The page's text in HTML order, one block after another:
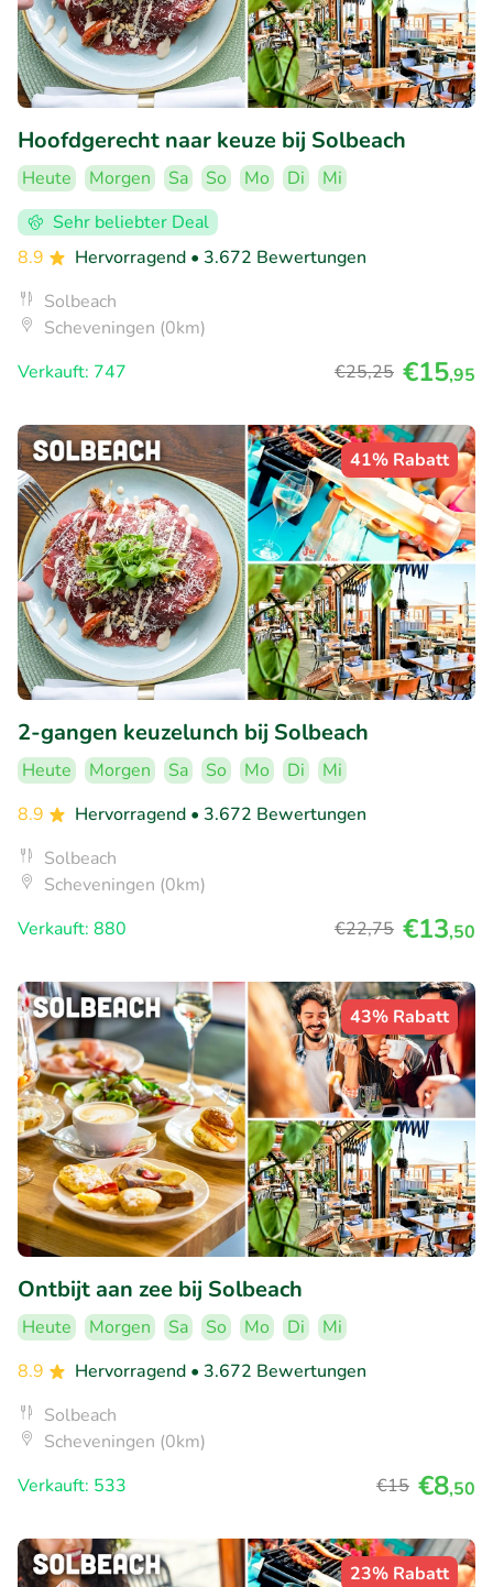
Hoofdgerecht naar keuze bij Solbeach
Heute Morgen Sa So Mo Di
Mi
Sehr beliebter Deal
8.9
Hervorragend • 3.672 Bewertungen
Solbeach
Scheveningen (0km)
Verkauft: 747
€25,25 €15,95
41% Rabatt
2-gangen keuzelunch bij Solbeach
Heute Morgen Sa So Mo Di
Mi
8.9
Hervorragend • 3.672 Bewertungen
Solbeach
Scheveningen (0km)
Verkauft: 880
€22,75 €13,50
43% Rabatt
Ontbijt aan zee bij Solbeach
Heute Morgen Sa So Mo Di
Mi
8.9
Hervorragend • 3.672 Bewertungen
Solbeach
Scheveningen (0km)
Verkauft: 533
€15 €8,50
23% Rabatt